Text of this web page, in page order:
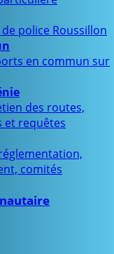
police Roussillon
en commun sur
des routes,
et requêtes
comités